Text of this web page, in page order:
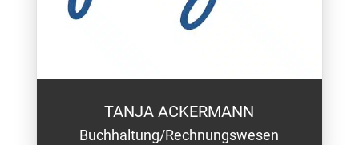
TANJA ACKERMANN
Buchhaltung/Rechnungswesen